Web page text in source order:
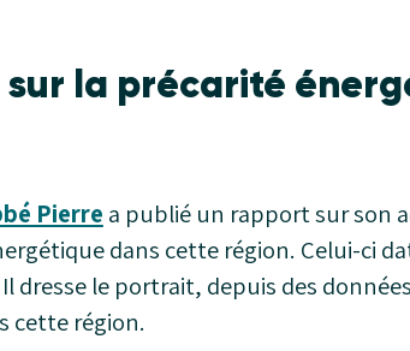
sur la précarité
Pierre a publié un rapport sur son
dans cette région. Celui-ci
dresse le portrait, depuis des
cette région.